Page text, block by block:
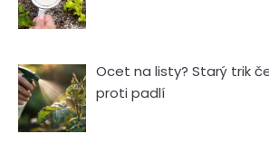
Ocet na listy? Starý trik
proti padlí